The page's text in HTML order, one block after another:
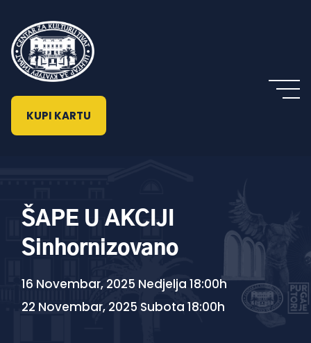
KUPI KARTU
ŠAPE U AKCIJI
Sinhornizovano
16 Novembar, 2025 Nedjelja 18:00h
22 Novembar, 2025 Subota 18:00h